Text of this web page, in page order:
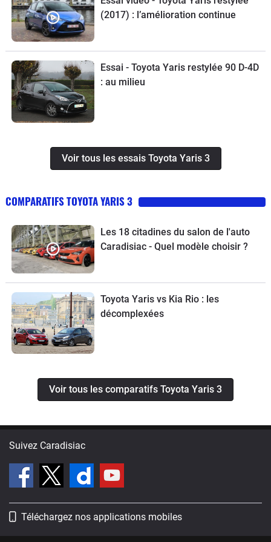
des tarifs pas forcément donnés, mais souvent justifiés
(2017) : l’amélioration continue
Essai - Toyota Yaris restylée 90 D-4D
: au milieu
Voir tous les essais Toyota Yaris 3
COMPARATIFS TOYOTA YARIS 3
Les 18 citadines du salon de l'auto
Caradisiac - Quel modèle choisir ?
Toyota Yaris vs Kia Rio : les
décomplexées
Voir tous les comparatifs Toyota Yaris 3
Suivez Caradisiac
Téléchargez nos applications mobiles